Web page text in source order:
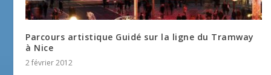
Parcours artistique Guidé sur la ligne du Tramway
à Nice
2 février 2012